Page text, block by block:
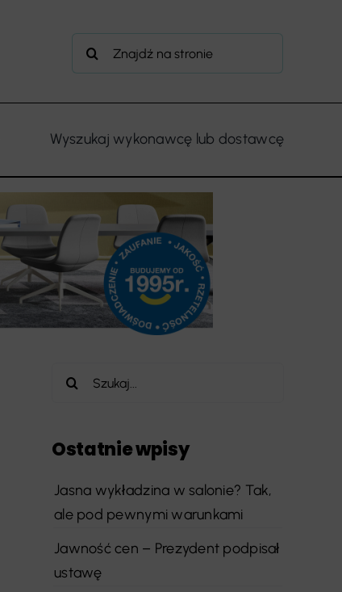
Szukaj
Wyszukaj wykonawcę lub dostawcę
Szukaj
Ostatnie wpisy
Jasna wykładzina w salonie? Tak,
ale pod pewnymi warunkami
Jawność cen – Prezydent podpisał
ustawę